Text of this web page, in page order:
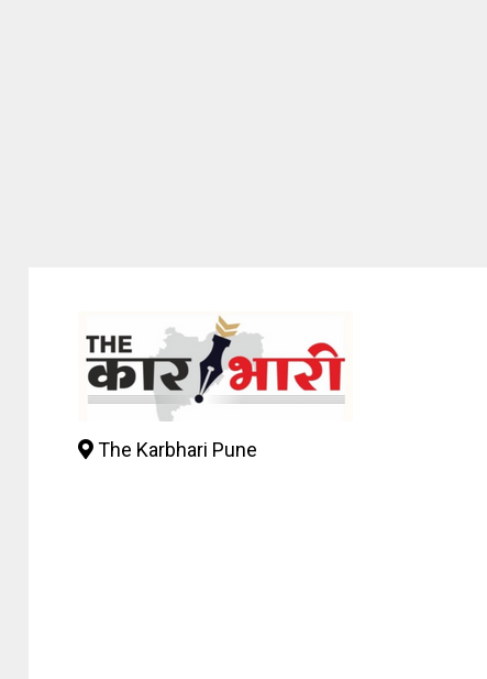
The Karbhari Pune